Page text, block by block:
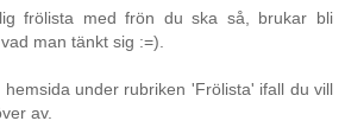
frölista med frön du ska så, brukar bli
man tänkt sig :=).
under rubriken 'Frölista' ifall du vill
av.